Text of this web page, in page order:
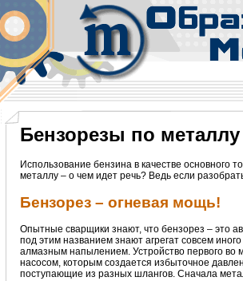
Бензорезы по
Использование бензина в качестве основного
металлу – о чем идет речь? Ведь если
Бензорез – огневая мощь!
Опытные сварщики знают, что бензорез – это
под этим названием знают агрегат совсем
алмазным напылением. Устройство первого
насосом, которым создается избыточное
поступающие из разных шлангов. Сначала